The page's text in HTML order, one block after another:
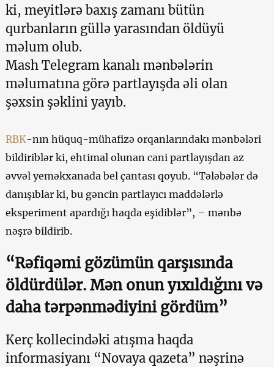
ki, meyitlərə baxış zamanı bütün
qurbanların güllə yarasından öldüyü
məlum olub.
Mash Telegram kanalı mənbələrin
məlumatına görə partlayışda əli olan
şəxsin şəklini yayıb.
RBK-nın hüquq-mühafizə orqanlarındakı mənbələri
bildiriblər ki, ehtimal olunan cani partlayışdan az
əvvəl yeməkxanada bel çantası qoyub. “Tələbələr də
danışıblar ki, bu gəncin partlayıcı maddələrlə
eksperiment apardığı haqda eşidiblər”, – mənbə
nəşrə bildirib.
“Rəfiqəmi gözümün qarşısında
öldürdülər. Mən onun yıxıldığını və
daha tərpənmədiyini gördüm”
Kerç kollecindəki atışma haqda
informasiyanı “Novaya qazeta” nəşrinə